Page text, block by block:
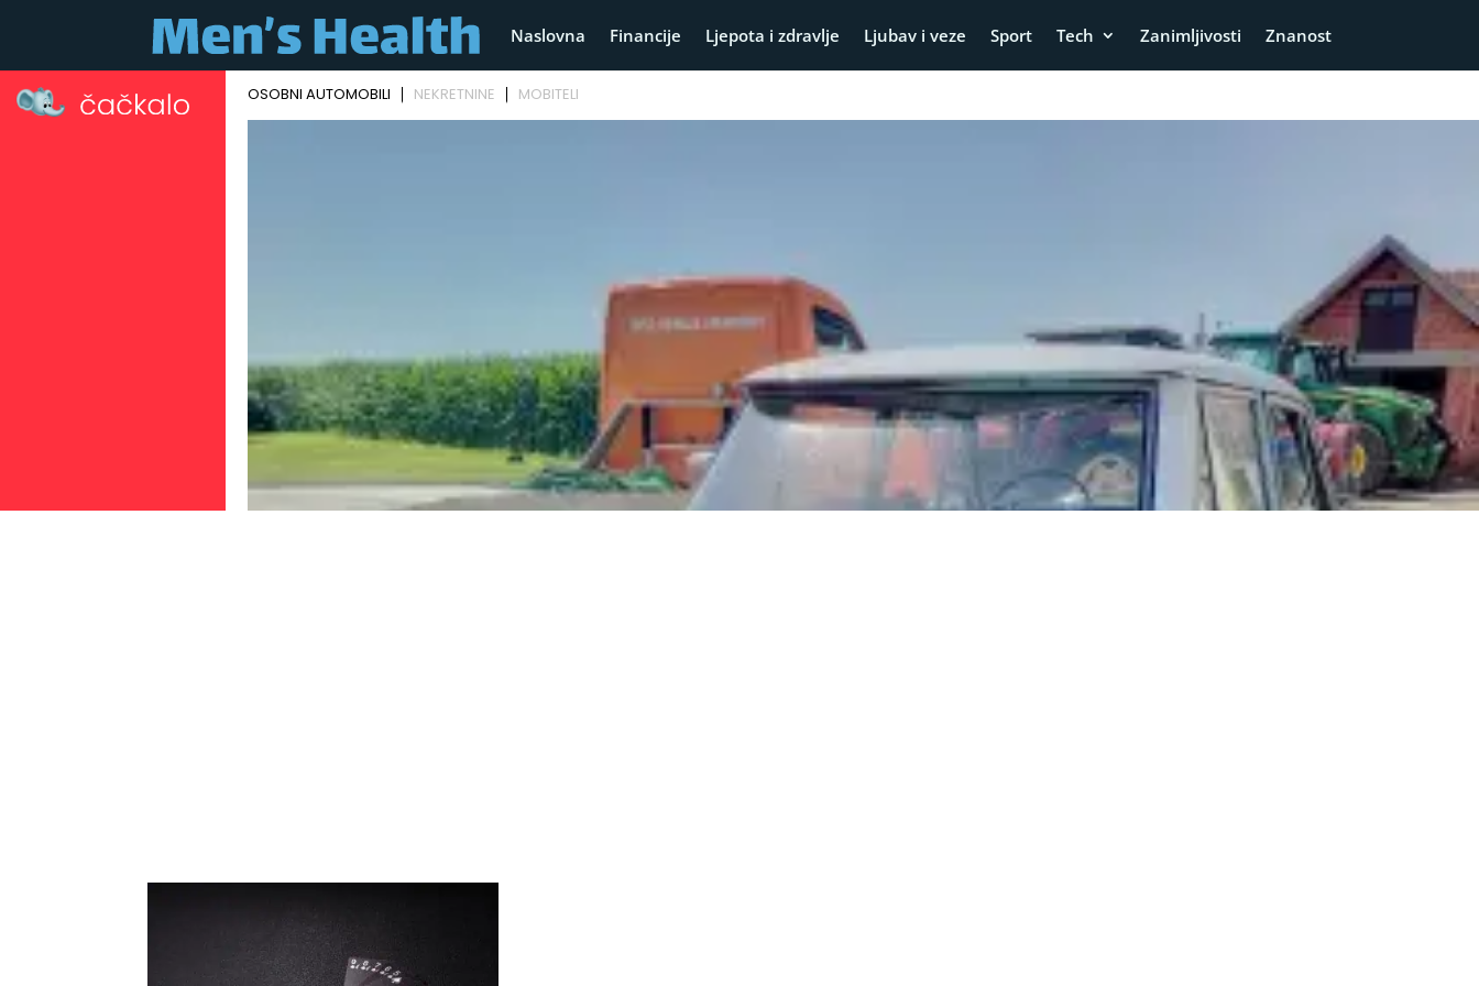
Naslovna Financije Ljepota i zdravlje Ljubav i veze Sport Tech Zanimljivosti Znanost